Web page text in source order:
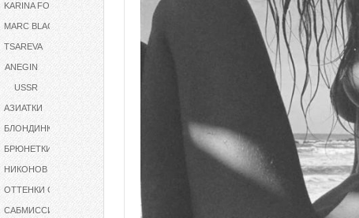
KARINA FOXX
MARC BLACKIE
TSAREVA
ANEGIN
USSR
АЗИАТКИ
БЛОНДИНКИ
БРЮНЕТКИ
НИКОНОВ
САБМИССИВ